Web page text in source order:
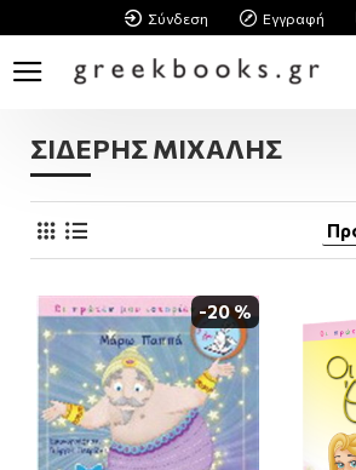
Σύνδεση Εγγραφή
ΣΙΔΕΡΗΣ ΜΙΧΑΛΗΣ
-20 %